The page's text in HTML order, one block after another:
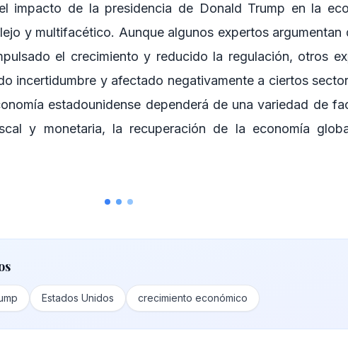
impacto de la presidencia de Donald Trump en la
y multifacético. Aunque algunos expertos argumentan
el crecimiento y reducido la regulación, otros
incertidumbre y afectado negativamente a ciertos
estadounidense dependerá de una variedad de
y monetaria, la recuperación de la economía
Estados Unidos crecimiento económico